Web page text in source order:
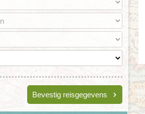
Bevestig reisgegevens